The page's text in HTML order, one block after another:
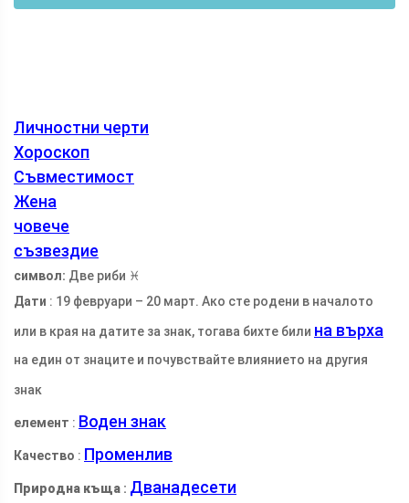
Личностни черти
Хороскоп
Съвместимост
Жена
човече
съзвездие
символ: Две риби ♓
Дати : 19 февруари – 20 март. Ако сте родени в началото
или в края на датите за знак, тогава бихте били на върха
на един от знаците и почувствайте влиянието на другия
знак
елемент : Воден знак
Качество : Променлив
Природна къща : Дванадесети